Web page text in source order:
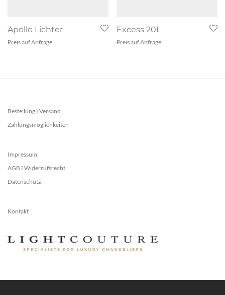
Apollo Lichter
Preis auf Anfrage
Excess 20L
Preis auf Anfrage
Bestellung I Versand
Zahlungsmöglichkeiten
Impressum
AGB I Widerrufsrecht
Datenschutz
Kontakt